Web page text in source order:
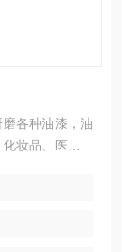
各种油漆，油
妆品、医药、
作领域也有较